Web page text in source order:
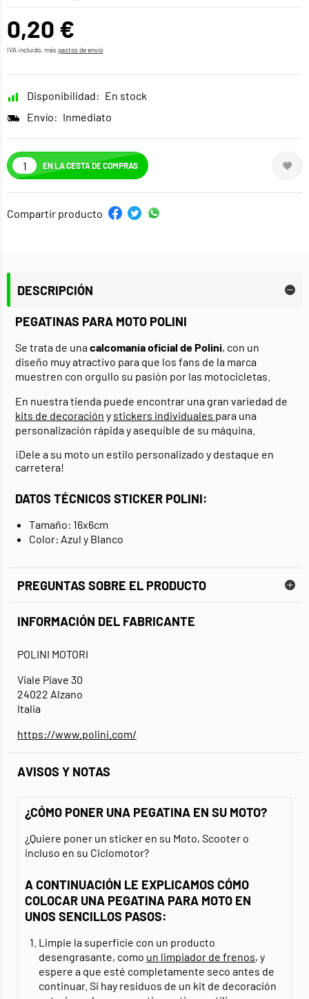
0,20 €
IVA incluido, másgastos de envío
Disponibilidad: En stock
Envío: Inmediato
EN LA CESTA DE COMPRAS
Compartir producto
DESCRIPCIÓN
PEGATINAS PARA MOTO POLINI
Se trata de unacalcomanía oficial de Polini, con un
diseño muy atractivo para que los fans de la marca
muestren con orgullo su pasión por las motocicletas.
En nuestra tienda puede encontrar una gran variedad de
kits de decoración y stickers individuales para una
personalización rápida y asequible de su máquina.
¡Dele a su moto un estilo personalizado y destaque en
carretera!
DATOS TÉCNICOS STICKER POLINI:
Tamaño: 16x6cm
Color: Azul y Blanco
PREGUNTAS SOBRE EL PRODUCTO
INFORMACIÓN DEL FABRICANTE
POLINI MOTORI
Viale Piave 30
24022 Alzano
Italia
https://www.polini.com/
AVISOS Y NOTAS
¿CÓMO PONER UNA PEGATINA EN SU MOTO?
¿Quiere poner un sticker en su Moto, Scooter o
incluso en su Ciclomotor?
A CONTINUACIÓN LE EXPLICAMOS CÓMO
COLOCAR UNA PEGATINA PARA MOTO EN
UNOS SENCILLOS PASOS:
Limpie la superficie con un producto
desengrasante, como un limpiador de frenos, y
espere a que esté completamente seco antes de
continuar. Si hay residuos de un kit de decoración